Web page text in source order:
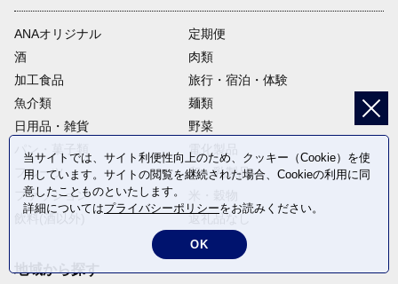
ANAオリジナル
定期便
酒
肉類
加工食品
旅行・宿泊・体験
魚介類
麺類
日用品・雑貨
野菜
パン・菓子類
電化製品
フルーツ
卵・乳製品
ファッション
飲料(酒以外)
返礼品なし
地域から探す
当サイトでは、サイト利便性向上のため、クッキー（Cookie）を使
用しています。サイトの閲覧を継続された場合、Cookieの利用に同
意したことものといたします。
詳細についてはプライバシーポリシーをお読みください。
OK